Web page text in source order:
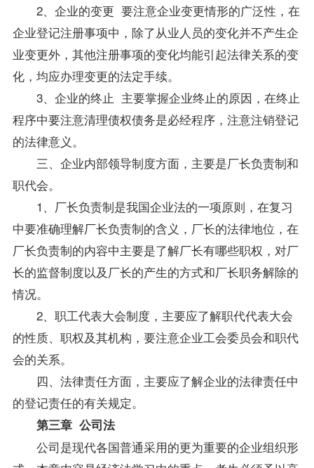
2、企业的变更 要注意企业变更情形的广泛性，在
企业登记注册事项中，除了从业人员的变化并不产生企
业变更外，其他注册事项的变化均能引起法律关系的变
化，均应办理变更的法定手续。
3、企业的终止 主要掌握企业终止的原因，在终止
程序中要注意清理债权债务是必经程序，注意注销登记
的法律意义。
三、企业内部领导制度方面，主要是厂长负责制和
职代会。
1、厂长负责制是我国企业法的一项原则，在复习
中要准确理解厂长负责制的含义，厂长的法律地位，在
厂长负责制的内容中主要是了解厂长有哪些职权，对厂
长的监督制度以及厂长的产生的方式和厂长职务解除的
情况。
2、职工代表大会制度，主要应了解职代代表大会
的性质、职权及其机构，要注意企业工会委员会和职代
会的关系。
四、法律责任方面，主要应了解企业的法律责任中
的登记责任的有关规定。
第三章 公司法
公司是现代各国普通采用的更为重要的企业组织形